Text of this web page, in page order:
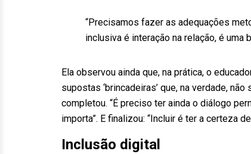
“Precisamos fazer as adequações
inclusiva é interação na relação, é uma
Ela observou ainda que, na prática, o
supostas ‘brincadeiras’ que, na verdade,
completou. “É preciso ter ainda o diálogo
importa”. E finalizou: “Incluir é ter a certeza
Inclusão digital